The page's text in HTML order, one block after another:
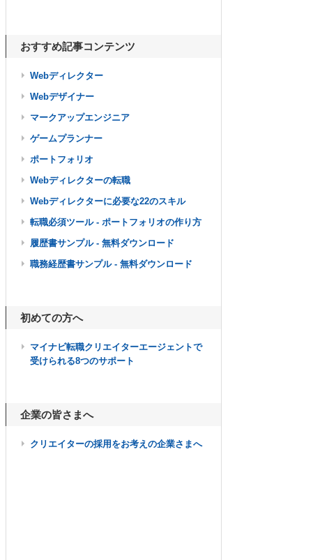
おすすめ記事コンテンツ
Webディレクター
Webデザイナー
マークアップエンジニア
ゲームプランナー
ポートフォリオ
Webディレクターの転職
Webディレクターに必要な22のスキル
転職必須ツール - ポートフォリオの作り方
履歴書サンプル - 無料ダウンロード
職務経歴書サンプル - 無料ダウンロード
初めての方へ
マイナビ転職クリエイターエージェントで
受けられる8つのサポート
企業の皆さまへ
クリエイターの採用をお考えの企業さまへ